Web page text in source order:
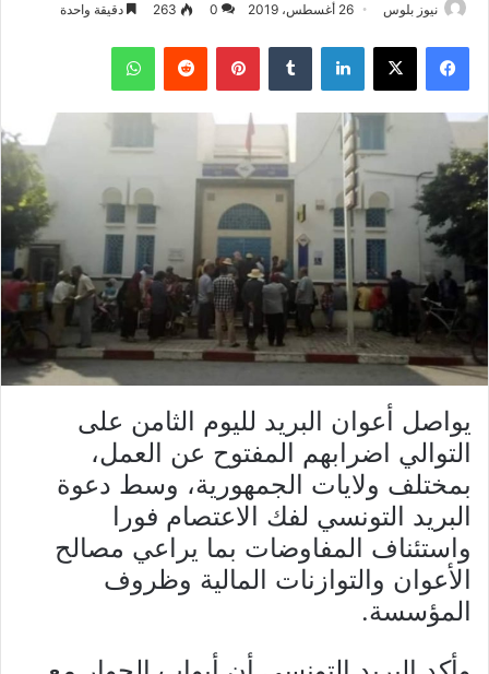
نيوز بلوس 26 أغسطس، 2019 0
263 دقيقة واحدة
فيسبوك X لينكدإن بينتيريست واتساب
يواصل أعوان البريد لليوم الثامن على
التوالي اضرابهم المفتوح عن العمل،
بمختلف ولايات الجمهورية، وسط دعوة
البريد التونسي لفك الاعتصام فورا
واستئناف المفاوضات بما يراعي مصالح
الأعوان والتوازنات المالية وظروف
المؤسسة.